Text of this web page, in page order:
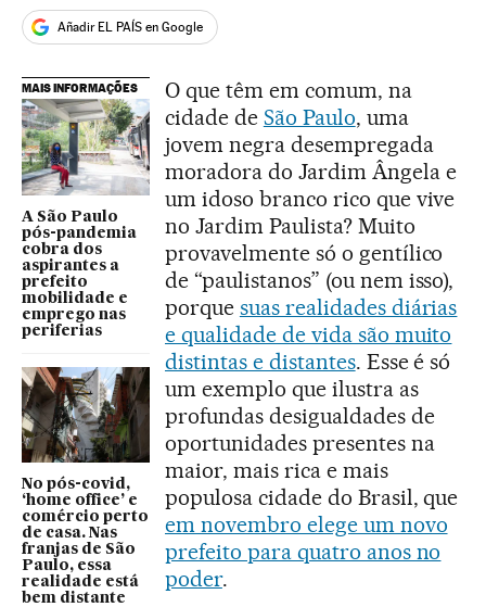
Añadir EL PAÍS en Google
MAIS INFORMAÇÕES
A São Paulo
pós-pandemia
cobra dos
aspirantes a
prefeito
mobilidade e
emprego nas
periferias
No pós-covid,
‘home office’ e
comércio perto
de casa. Nas
franjas de São
Paulo, essa
realidade está
bem distante
O que têm em comum, na
cidade de São Paulo, uma
jovem negra desempregada
moradora do Jardim Ângela e
um idoso branco rico que vive
no Jardim Paulista? Muito
provavelmente só o gentílico
de “paulistanos” (ou nem isso),
porque suas realidades diárias
e qualidade de vida são muito
distintas e distantes. Esse é só
um exemplo que ilustra as
profundas desigualdades de
oportunidades presentes na
maior, mais rica e mais
populosa cidade do Brasil, que
em novembro elege um novo
prefeito para quatro anos no
poder.